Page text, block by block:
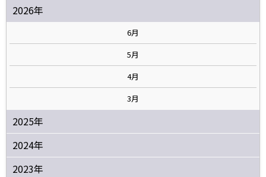
2026年
6月
5月
4月
3月
2025年
2024年
2023年